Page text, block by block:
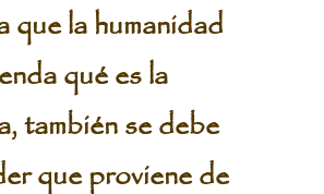
que la humanidad
qué es la
también se debe
que proviene de